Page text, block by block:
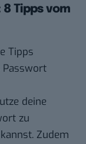
Tipps vom
Tipps
deine
zu
Zudem